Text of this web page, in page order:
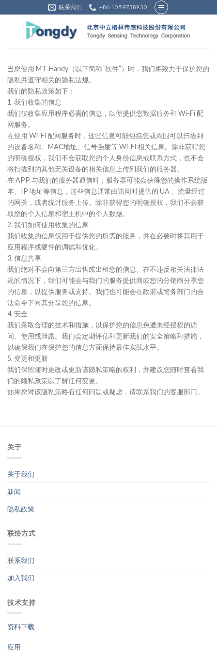
to
联系我们 +86 10 59738930
当您使用 MT-Handy（以下简称“软件”）时，我们将致力于保护您的
隐私并遵守相关的隐私法规。
我们的隐私政策如下：
1. 我们收集的信息
我们仅收集应用程序必需的信息，以便提供您数据服务和 Wi-Fi 配
网服务。
在使用 Wi-Fi 配网服务时，这些信息可能包括您或周围可以扫描到
的设备名称、MAC地址、信号强度等 Wi-Fi 相关信息。除非获得您
的明确授权，我们不会获取您的个人身份信息或联系方式，也不会
将扫描到的其他无关设备的相关信息上传到我们的服务器。
在 APP 与我们的服务器通信时，服务器可能会获得您的操作系统版
本、IP 地址等信息，这些信息通常由访问时提供的 UA 、流量经过
的网关，或者统计服务上传。除非获得您的明确授权，我们不会获
取您的个人信息和宿主机中的个人数据。
2. 我们如何使用收集的信息
我们收集的信息仅用于提供您的所需的服务，并在必要时将其用于
应用程序或硬件的调试和优化。
3. 信息共享
我们绝对不会向第三方出售或出租您的信息。在不违反相关法律法
规的情况下，我们可能会与我们的服务提供商或您的分销商分享您
的信息，以提供服务或支持。我们也可能会在政府或警务部门的合
法命令下向其分享您的信息。
4. 安全
我们采取合理的技术和措施，以保护您的信息免遭未经授权的访
问、使用或泄露。我们会定期评估和更新我们的安全策略和措施，
以确保我们在保护您的信息方面保持最佳实践水平。
5. 变更和更新
我们保留随时更改或更新该隐私策略的权利，并建议您随时查看我
们的隐私政策以了解任何变更。
如果您对该隐私策略有任何问题或疑虑，请联系我们的客服部门。
关于
关于我们
新闻
隐私政策
联络方式
联系我们
加入我们
技术支持
资料下载
应用